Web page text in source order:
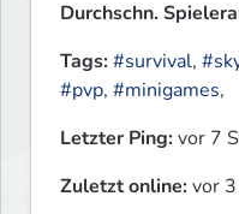
Durchschn.
Tags:#survival,
#pvp, #minigames,
Letzter Ping:vor 7
Zuletzt online:vor 3